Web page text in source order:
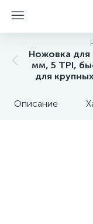
Ножовка для
мм, 5 TPI,
для
Описание